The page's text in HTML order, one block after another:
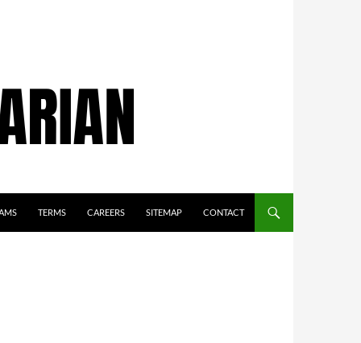
TERMS CAREERS SITEMAP CONTACT